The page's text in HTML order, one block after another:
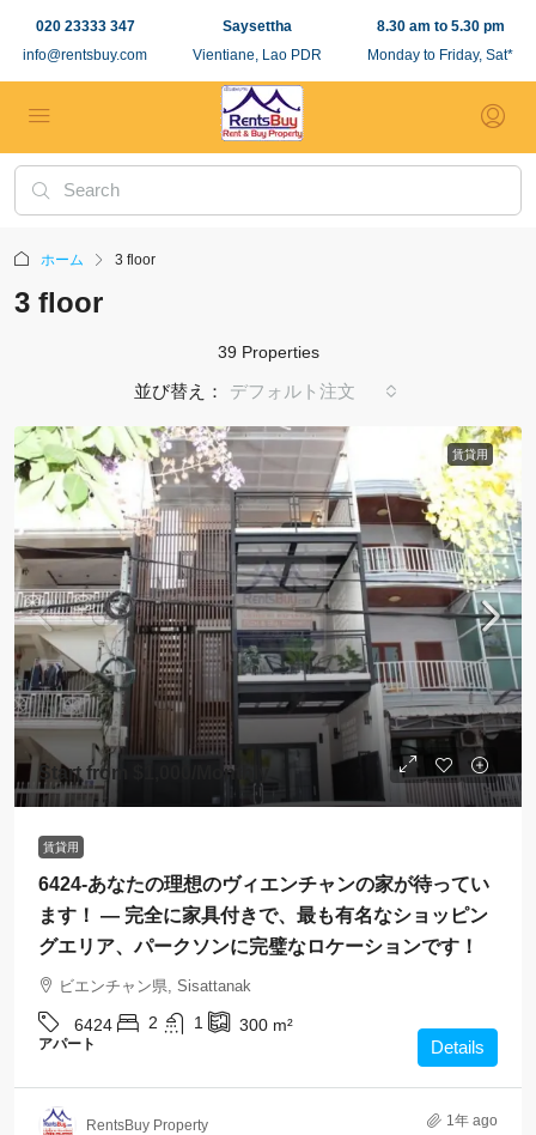
020 23333 347
info@rentsbuy.com
Saysettha
Vientiane, Lao PDR
8.30 am to 5.30 pm
Monday to Friday, Sat*
ホーム 3 floor
3 floor
39 Properties
並び替え： デフォルト注文
賃貸用
Start from /Monthly
賃貸用
6424-あなたの理想のヴィエンチャンの家が待ってい
ます！ — 完全に家具付きで、最も有名なショッピン
グエリア、パークソンに完璧なロケーションです！
ビエンチャン県, Sisattanak
6424 2 1 300 m²
アパート Details
RentsBuy Property 1年 ago